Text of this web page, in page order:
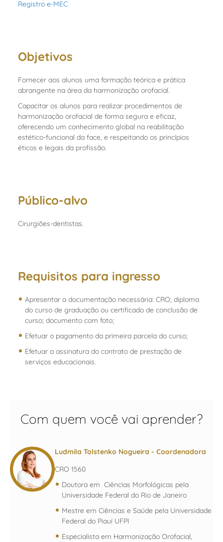
Registro e-MEC
Objetivos
Fornecer aos alunos uma formação teórica e prática
abrangente na área da harmonização orofacial.
Capacitar os alunos para realizar procedimentos de
harmonização orofacial de forma segura e eficaz,
oferecendo um conhecimento global na reabilitação
estético-funcional da face, e respeitando os princípios
éticos e legais da profissão.
Público-alvo
Cirurgiões-dentistas.
Requisitos para ingresso
Apresentar a documentação necessária: CRO; diploma
do curso de graduação ou certificado de conclusão de
curso; documento com foto;
Efetuar o pagamento da primeira parcela do curso;
Efetuar a assinatura do contrato de prestação de
serviços educacionais.
Com quem você vai aprender?
Ludmila Tolstenko Nogueira - Coordenadora
CRO 1560
Doutora em Ciências Morfológicas pela
Universidade Federal do Rio de Janeiro
Mestre em Ciências e Saúde pela Universidade
Federal do Piauí UFPI
Especialista em Harmonização Orofacial,